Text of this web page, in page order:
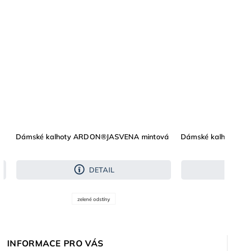
Dámské kalhoty ARDON®JASVENA mintová
DETAIL
zelené odstíny
Dámské
INFORMACE PRO VÁS